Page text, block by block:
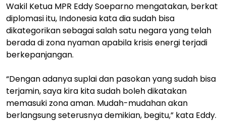
Wakil Ketua MPR Eddy Soeparno mengatakan, berkat
diplomasi itu, Indonesia kata dia sudah bisa
dikategorikan sebagai salah satu negara yang telah
berada di zona nyaman apabila krisis energi terjadi
berkepanjangan.
“Dengan adanya suplai dan pasokan yang sudah bisa
terjamin, saya kira kita sudah boleh dikatakan
memasuki zona aman. Mudah-mudahan akan
berlangsung seterusnya demikian, begitu,” kata Eddy.